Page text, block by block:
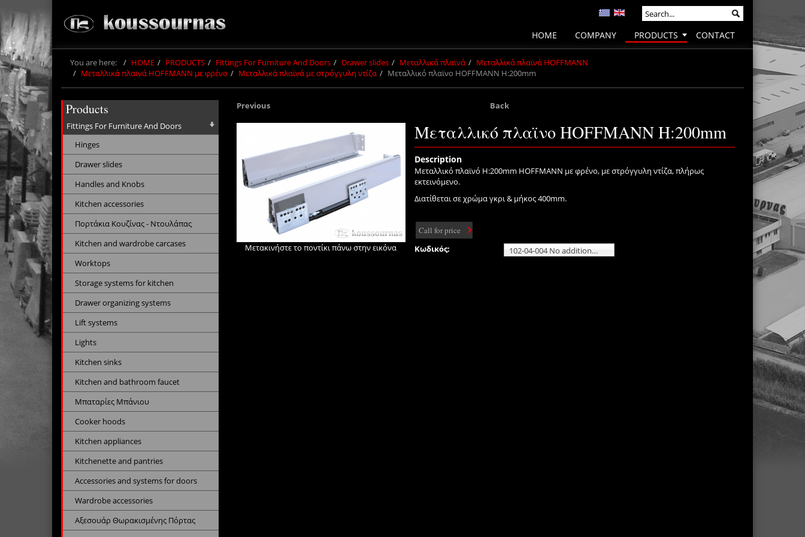
HOME COMPANY PRODUCTS CONTACT
You are here: HOME PRODUCTS Fittings For Furniture And Doors Drawer slides Μεταλλικά πλαϊνά
Μεταλλικά πλαϊνά HOFFMANN
Μεταλλικά πλαϊνά HOFFMANN με φρένο
Μεταλλικά πλαϊνά με στρόγγυλη ντίζα Μεταλλικό πλαϊνο HOFFMANN H:200mm
Previous Back
Μετακινήστε το ποντίκι πάνω στην εικόνα
Μεταλλικό πλαϊνο HOFFMANN H:200mm
Description
Μεταλλικό πλαϊνό Η:200mm HOFFMANN με φρένο, με στρόγγυλη ντίζα, πλήρως
εκτεινόμενο.
Διατίθεται σε χρώμα γκρι & μήκος 400mm.
Call for price
Κωδικός:
102-04-004 No additional charge
Products
Fittings For Furniture And Doors
Hinges
Drawer slides
Handles and Knobs
Kitchen accessories
Πορτάκια Κουζίνας - Ντουλάπας
Kitchen and wardrobe carcases
Worktops
Storage systems for kitchen
Drawer organizing systems
Lift systems
Lights
Kitchen sinks
Kitchen and bathroom faucet
Μπαταρίες Μπάνιου
Cooker hoods
Kitchen appliances
Kitchenette and pantries
Accessories and systems for doors
Wardrobe accessories
Αξεσουάρ Θωρακισμένης Πόρτας